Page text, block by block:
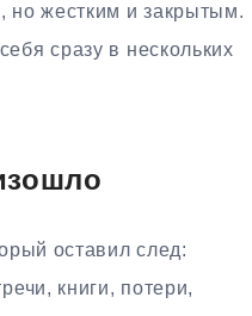
но жестким и закрытым.
сразу в нескольких
оставил след:
книги, потери,